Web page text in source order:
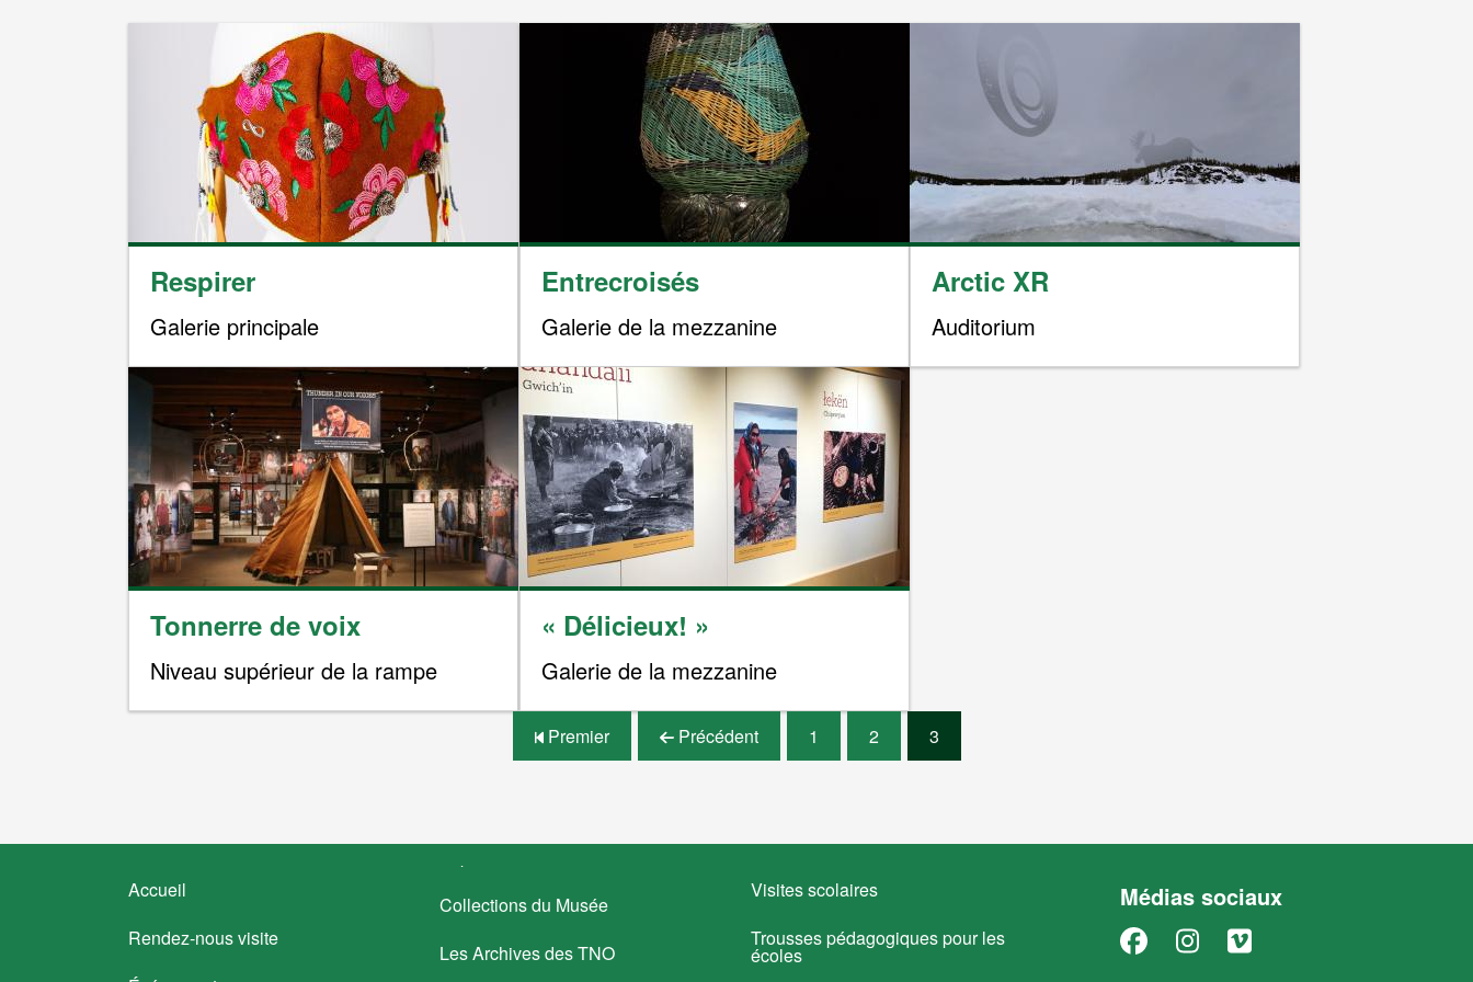
Respirer
Galerie principale
Entrecroisés
Galerie de la mezzanine
Arctic XR
Auditorium
Image
Tonnerre de voix
Niveau supérieur de la rampe
Image
« Délicieux! »
Galerie de la mezzanine
Premier Précédent 1 2 3
Footer
menu
Accueil
Rendez-nous visite
Collections du Musée
Les Archives des TNO
Visites scolaires
Trousses pédagogiques pour les
écoles
Médias sociaux
FacebookInstagram